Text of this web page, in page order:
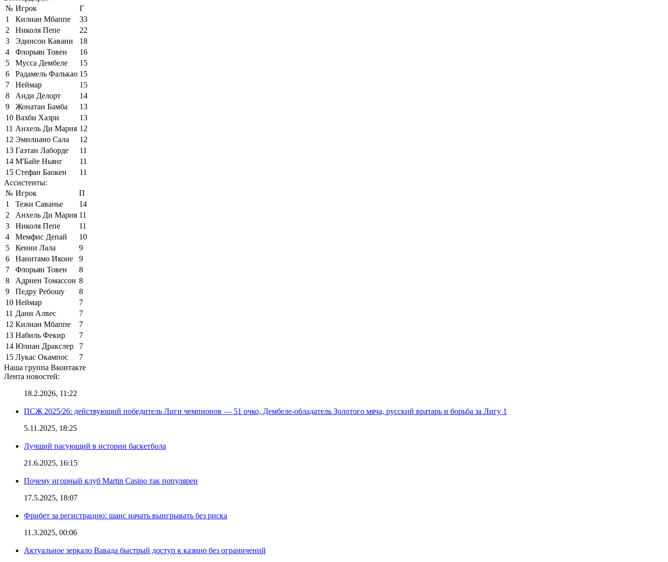
№ Игрок
Г
1
Килиан Мбаппе
33
2
Николя Пепе
22
3
Эдинсон Кавани
18
4
Флорьян Товен
16
5
Мусса Дембеле
15
6
Радамель Фалькао 15
7
Неймар
15
8
Анди Делорт
14
9
Жонатан Бамба
13
10 Вахби Хазри
13
11 Анхель Ди Мария 12
12 Эмилиано Сала
12
13 Гаэтан Лаборде
11
14 М'Байе Ньянг
11
15 Стефан Баокен
11
Ассистенты:
№ Игрок
П
1
Тежи Саванье
14
2
Анхель Ди Мария 11
3
Николя Пепе
11
4
Мемфис Депай
10
5
Кенни Лала
9
6
Нанитамо Иконе
9
7
Флорьян Товен
8
8
Адриен Томассон 8
9
Педру Ребошу
8
10 Неймар
7
11 Дани Алвес
7
12 Килиан Мбаппе
7
13 Набиль Фекир
7
14 Юлиан Дракслер
7
15 Лукас Окампос
7
Наша группа Вконтакте
Лента новостей:
18.2.2026, 11:22
ПСЖ 2025/26: действующий победитель Лиги чемпионов — 51 очко, Дембеле-обладатель Золотого мяча, русский вратарь и борьба за Лигу 1
5.11.2025, 18:25
Лучший пасующий в истории баскетбола
21.6.2025, 16:15
Почему игорный клуб Martin Casino так популярен
17.5.2025, 18:07
Фрибет за регистрацию: шанс начать выигрывать без риска
11.3.2025, 00:06
Актуальное зеркало Вавада быстрый доступ к казино без ограничений